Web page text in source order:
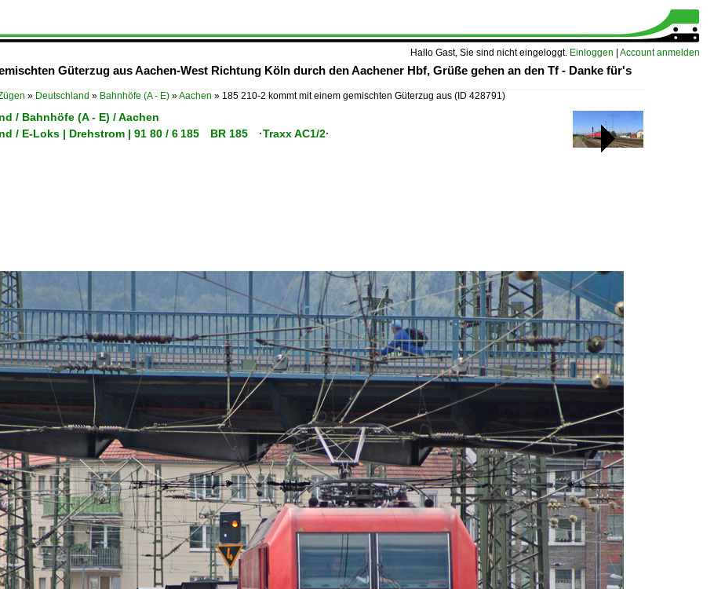
Hallo Gast, Sie sind nicht eingeloggt. Einloggen Account anmelden
Güterzug aus Aachen-West Richtung Köln durch den Aachener Hbf, Grüße gehen an den Tf - Danke für's
» Deutschland » Bahnhöfe (A - E) »Aachen » 185 210-2 kommt mit einem gemischten Güterzug aus (ID 428791)
/ Bahnhöfe (A - E) / Aachen
/ E-Loks | Drehstrom | 91 80 / 6 185 BR 185 ·Traxx AC1/2·